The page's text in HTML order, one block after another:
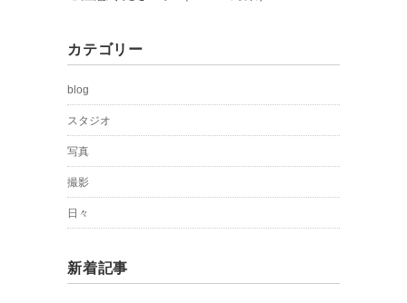
カテゴリー
blog
スタジオ
写真
撮影
日々
新着記事